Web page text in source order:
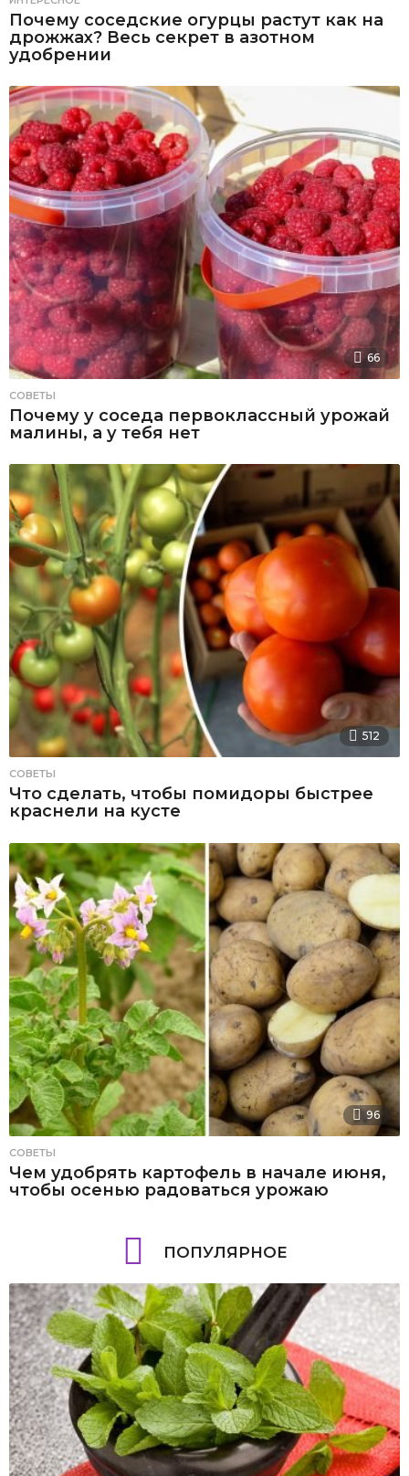
Почему соседские огурцы растут как на
дрожжах? Весь секрет в азотном
удобрении
66
СОВЕТЫ
Почему у соседа первоклассный урожай
малины, а у тебя нет
512
СОВЕТЫ
Что сделать, чтобы помидоры быстрее
краснели на кусте
96
СОВЕТЫ
Чем удобрять картофель в начале июня,
чтобы осенью радоваться урожаю
ПОПУЛЯРНОЕ